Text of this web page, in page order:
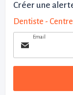
Créer une
Dentiste - Centre
Email